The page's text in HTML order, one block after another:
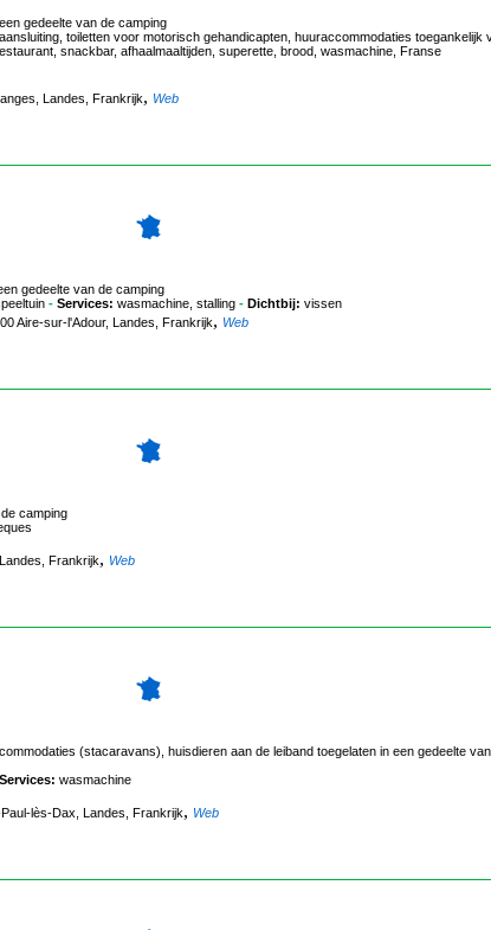
gedeelte van de camping
toiletten voor motorisch gehandicapten, huuraccommodaties toegankelijk
snackbar, afhaalmaaltijden, superette, brood, wasmachine, Franse
Landes, Frankrijk, Web
gedeelte van de camping
- Services: wasmachine, stalling - Dichtbij: vissen
Aire-sur-l'Adour, Landes, Frankrijk, Web
camping
Frankrijk, Web
(stacaravans), huisdieren aan de leiband toegelaten in een gedeelte
Services: wasmachine
Paul-lès-Dax, Landes, Frankrijk, Web